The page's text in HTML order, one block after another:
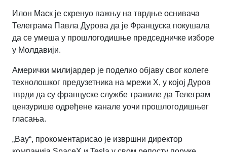
Илон Маск је скренуо пажњу на тврдње оснивача
Телеграма Павла Дурова да је Француска покушала
да се умеша у прошлогодишње председничке изборе
у Молдавији.
Амерички милијардер је поделио објаву свог колеге
технолошког предузетника на мрежи X, у којој Дуров
тврди да су француске службе тражиле да Телеграм
цензурише одређене канале уочи прошлогодишњег
гласања.
„Вау“, прокоментарисао је извршни директор